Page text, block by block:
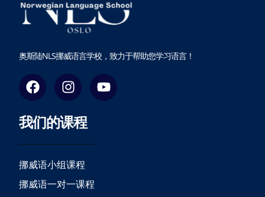
奥斯陆NLS挪威语言学校，致力于帮助您学习语言！
F
a
c
e
b
o
o
k
I
n
s
t
a
g
r
a
m
Y
o
u
我们的课程
挪威语小组课程
挪威语一对一课程